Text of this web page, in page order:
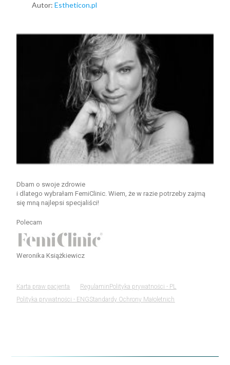
Autor:Estheticon.pl
Dbam o swoje zdrowie
i dlatego wybrałam FemiClinic. Wiem, że w razie potrzeby zajmą
się mną najlepsi specjaliści!
Polecam
Weronika Książkiewicz
Karta praw pacjenta RegulaminPolityka prywatności - PL
Polityka prywatności - ENGStandardy Ochrony Małoletnich